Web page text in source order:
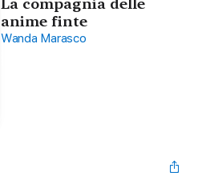
La compagnia delle
anime finte
Wanda Marasco